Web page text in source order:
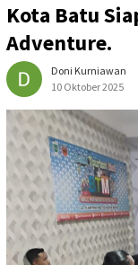
Kota Batu
Adventure.
Doni Kurniawan
10 Oktober 2025